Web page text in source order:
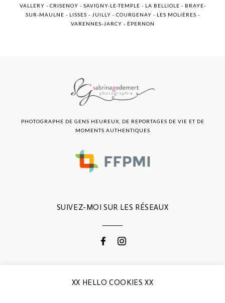
VALLERY - CRISENOY - SAVIGNY-LE-TEMPLE - LA BELLIOLE - BRAYE-
SUR-MAULNE - LISSES - JUILLY - COURGENAY - LES MOLIÈRES -
VARENNES-JARCY - ÉPERNON
SUIVEZ-MOI SUR LES RÉSEAUX
PHOTOGRAPHE DE GENS HEUREUX, DE REPORTAGES DE VIE ET DE
MOMENTS AUTHENTIQUES
CONTACTEZ-MOI
XX HELLO COOKIES XX